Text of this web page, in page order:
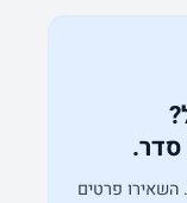
סדר.
פרטים